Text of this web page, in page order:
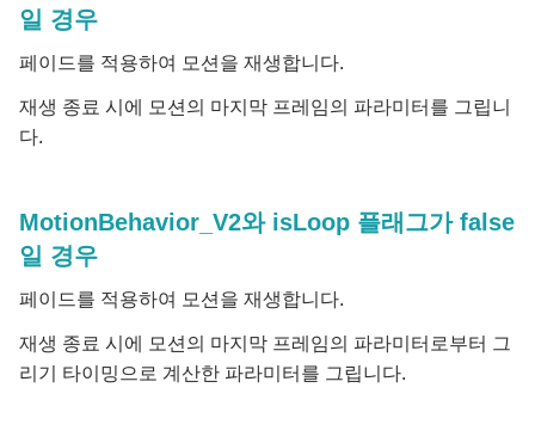
일 경우
페이드를 적용하여 모션을 재생합니다.
재생 종료 시에 모션의 마지막 프레임의 파라미터를 그립니
다.
MotionBehavior_V2와 isLoop 플래그가 false
일 경우
페이드를 적용하여 모션을 재생합니다.
재생 종료 시에 모션의 마지막 프레임의 파라미터로부터 그
리기 타이밍으로 계산한 파라미터를 그립니다.